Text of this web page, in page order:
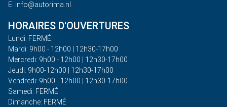
E: info@autorima.nl
HORAIRES D'OUVERTURES
Lundi: FERMÉ
Mardi: 9h00 - 12h00 | 12h30-17h00
Mercredi: 9h00 - 12h00 | 12h30-17h00
Jeudi: 9h00-12h00 | 12h30-17h00
Vendredi: 9h00 - 12h00 | 12h30-17h00
Samedi: FERMÉ
Dimanche: FERMÉ